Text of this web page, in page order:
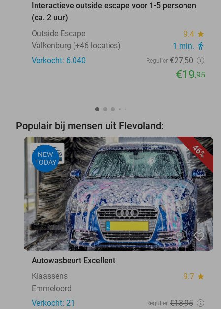
Interactieve outside escape voor 1-5 personen
(ca. 2 uur)
Outside Escape
9.4 star
Valkenburg (+46 locaties) 1 min. directions_walk
Verkocht: 6.040 Regulier €27,50
€19,95
Populair bij mensen uit Flevoland:
46%
NEW
TODAY
favorite_border
Autowasbeurt Excellent
Klaassens
9.7 star
Emmeloord
Verkocht: 21
Regulier €13,95